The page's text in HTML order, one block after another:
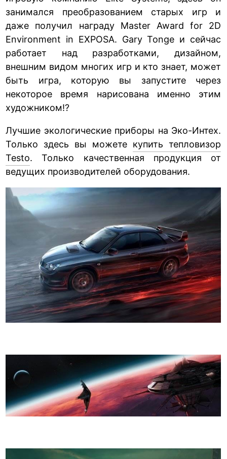
занимался преобразованием старых игр и
даже получил награду Master Award for 2D
Environment in EXPOSA. Gary Tonge и сейчас
работает над разработками, дизайном,
внешним видом многих игр и кто знает, может
быть игра, которую вы запустите через
некоторое время нарисована именно этим
художником!?
Лучшие экологические приборы на Эко-Интех.
Только здесь вы можете купить тепловизор
Testo. Только качественная продукция от
ведущих производителей оборудования.